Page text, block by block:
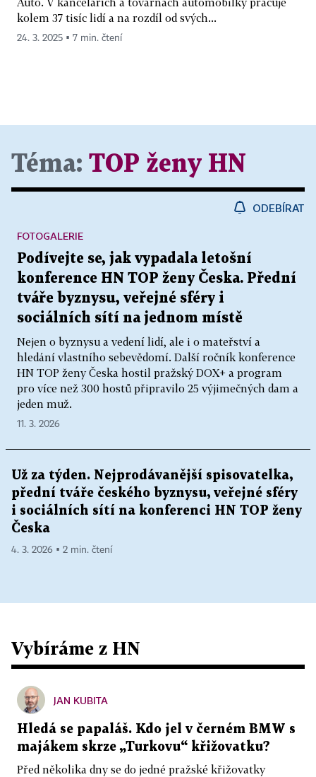
kolem 37 tisíc lidí a na rozdíl od svých...
24. 3. 2025 ▪ 7 min. čtení
Téma: TOP ženy HN
ODEBÍRAT
Podívejte se, jak vypadala letošní
konference HN TOP ženy Česka. Přední
tváře byznysu, veřejné sféry i
sociálních sítí na jednom místě
Nejen o byznysu a vedení lidí, ale i o mateřství a
hledání vlastního sebevědomí. Další ročník konference
HN TOP ženy Česka hostil pražský DOX+ a program
pro více než 300 hostů připravilo 25 výjimečných dam a
jeden muž.
FOTOGALERIE
11. 3. 2026
Už za týden. Nejprodávanější spisovatelka,
přední tváře českého byznysu, veřejné sféry
i sociálních sítí na konferenci HN TOP ženy
Česka
4. 3. 2026 ▪ 2 min. čtení
Vybíráme z HN
JAN KUBITA
Hledá se papaláš. Kdo jel v černém BMW s
majákem skrze „Turkovu“ křižovatku?
Před několika dny se do jedné pražské křižovatky